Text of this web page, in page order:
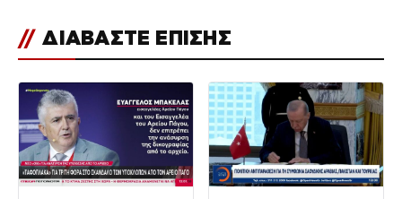
// ΔΙΑΒΑΣΤΕ ΕΠΙΣΗΣ